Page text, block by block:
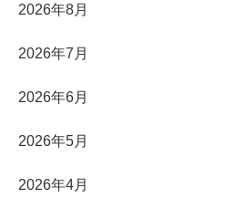
2026年8月
2026年7月
2026年6月
2026年5月
2026年4月